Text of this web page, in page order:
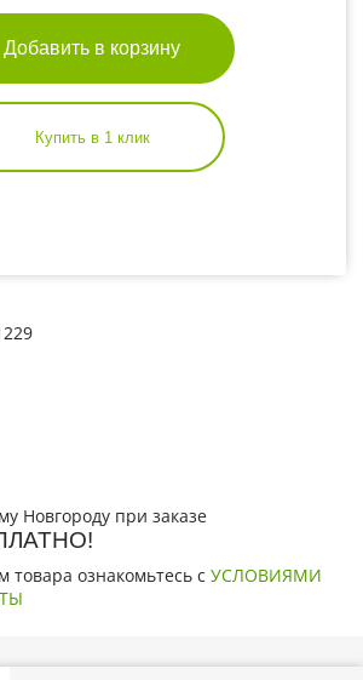
Добавить в корзину
Купить в 1 клик
Новгороду при заказе
ознакомьтесь с УСЛОВИЯМИ